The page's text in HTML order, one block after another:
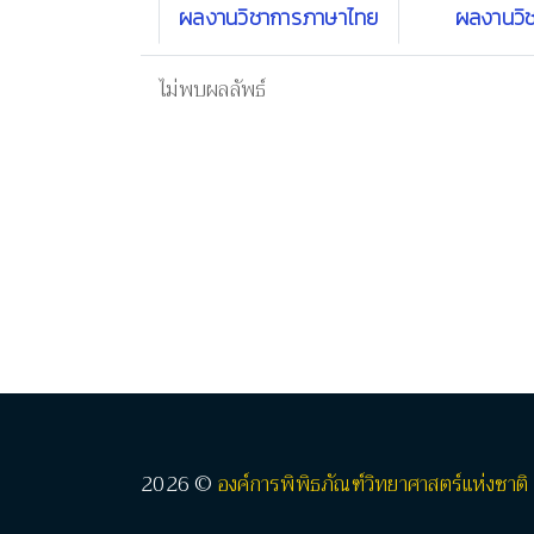
ผลงานวิชาการภาษาไทย ผลงานวิ
ไม่พบผลลัพธ์
2026 © องค์การพิพิธภัณฑ์วิทยาศาสตร์แห่งชาติ